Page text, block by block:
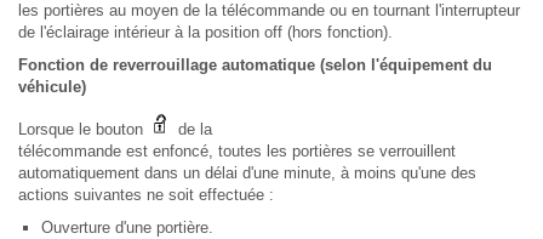
les portières au moyen de la télécommande ou en tournant l'interrupteur
de l'éclairage intérieur à la position off (hors fonction).
Fonction de reverrouillage automatique (selon l'équipement du
véhicule)
Lorsque le bouton
de la
télécommande est enfoncé, toutes les portières se verrouillent
automatiquement dans un délai d'une minute, à moins qu'une des
actions suivantes ne soit effectuée :
Ouverture d'une portière.